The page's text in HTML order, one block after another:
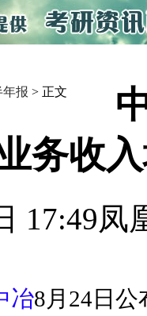
年报 > 正文
务收
17:49凤
冶8月24日